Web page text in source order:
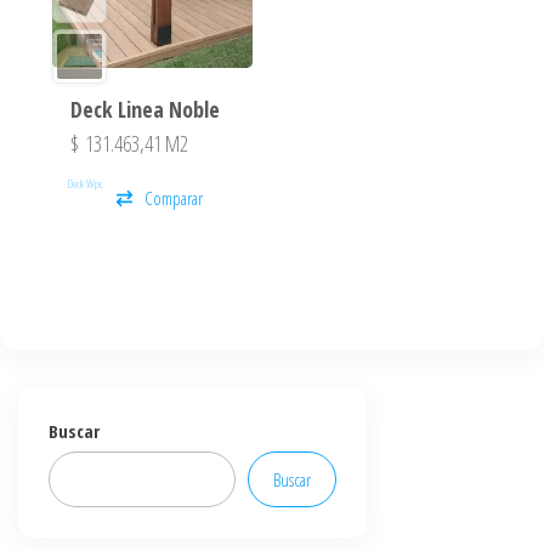
Deck Linea Noble
$ 131.463,41 M2
Deck Wpc
Comparar
Buscar
Buscar